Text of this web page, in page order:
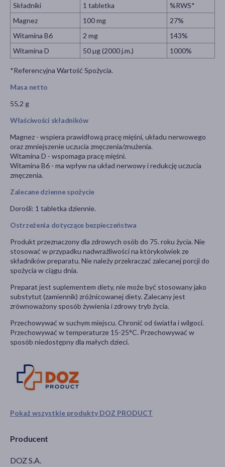
Pokaż wszystkie produkty DOZ PRODUCT
Producent
DOZ S.A.
Składniki 1 tabletka
%RWS*
Magnez
100 mg
27%
Witamina B6
2 mg
143%
Witamina D
50 µg (2000 j.m.) 1000%
*Referencyjna Wartość Spożycia.
Masa netto
55,2 g
Właściwości składników
Magnez - wspiera prawidłową pracę mięśni, układu nerwowego
oraz zmniejszenie uczucia zmęczenia/znużenia.
Witamina D - wspomaga pracę mięśni.
Witamina B6 - ma wpływ na układ nerwowy i redukcję uczucia
zmęczenia.
Zalecane dzienne spożycie
Dorośli: 1 tabletka dziennie.
Ostrzeżenia dotyczące bezpieczeństwa
Produkt przeznaczony dla zdrowych osób do 75. roku życia. Nie
stosować w przypadku nadwrażliwości na którykolwiek ze
składników preparatu. Nie należy przekraczać zalecanej porcji do
spożycia w ciągu dnia.
Preparat jest suplementem diety, nie może być stosowany jako
substytut (zamiennik) zróżnicowanej diety. Zalecany jest
zrównoważony sposób żywienia i zdrowy tryb życia.
Przechowywać w suchym miejscu. Chronić od światła i wilgoci.
Przechowywać w temperaturze 15-25°C. Przechowywać w
sposób niedostępny dla małych dzieci.